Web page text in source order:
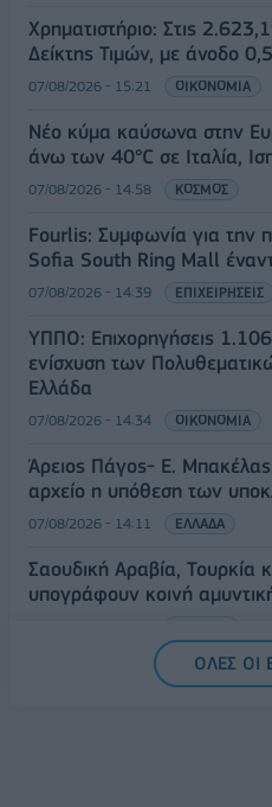
Χρηματιστήριο: Στις
Δείκτης Τιμών, με άνοδο
07/08/2026 - 15:21 ΟΙΚΟΝΟΜΙΑ
Νέο κύμα καύσωνα στην
άνω των 40°C σε Ιταλία,
07/08/2026 - 14:58 ΚΟΣΜΟΣ
Fourlis: Συμφωνία για την
Sofia South Ring Mall
07/08/2026 - 14:39 ΕΠΙΧΕΙΡΗΣΕΙΣ
ΥΠΠΟ: Επιχορηγήσεις
ενίσχυση των
Ελλάδα
07/08/2026 - 14:34 ΟΙΚΟΝΟΜΙΑ
Άρειος Πάγος- Ε.
αρχείο η υπόθεση των
07/08/2026 - 14:11 ΕΛΛΑΔΑ
Σαουδική Αραβία, Τουρκία
υπογράφουν κοινή
ΟΛΕΣ ΟΙ